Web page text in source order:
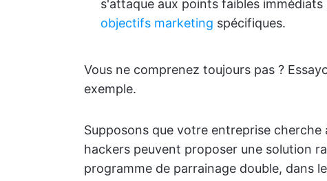
s'attaque aux points faibles
objectifs marketing spécifiques.
Vous ne comprenez toujours pas ?
exemple.
Supposons que votre entreprise
hackers peuvent proposer une solution
programme de parrainage double, dans